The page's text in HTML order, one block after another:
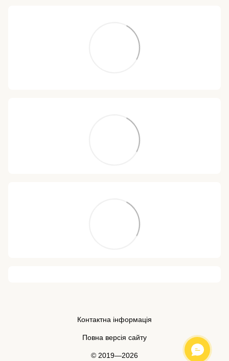
Контактна інформація
Повна версія сайту
© 2019—2026